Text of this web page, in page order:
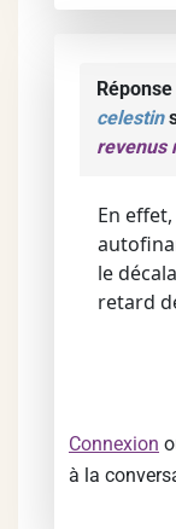
celestin
revenus
En
le
retard
Connexion
à la